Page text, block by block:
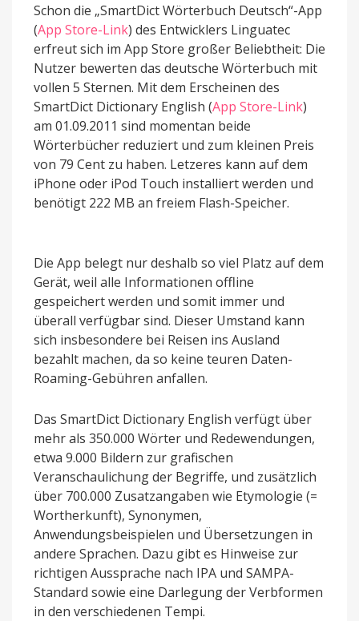
Schon die „SmartDict Wörterbuch Deutsch“-App
(App Store-Link) des Entwicklers Linguatec
erfreut sich im App Store großer Beliebtheit: Die
Nutzer bewerten das deutsche Wörterbuch mit
vollen 5 Sternen. Mit dem Erscheinen des
SmartDict Dictionary English (App Store-Link)
am 01.09.2011 sind momentan beide
Wörterbücher reduziert und zum kleinen Preis
von 79 Cent zu haben. Letzeres kann auf dem
iPhone oder iPod Touch installiert werden und
benötigt 222 MB an freiem Flash-Speicher.
Die App belegt nur deshalb so viel Platz auf dem
Gerät, weil alle Informationen offline
gespeichert werden und somit immer und
überall verfügbar sind. Dieser Umstand kann
sich insbesondere bei Reisen ins Ausland
bezahlt machen, da so keine teuren Daten-
Roaming-Gebühren anfallen.
Das SmartDict Dictionary English verfügt über
mehr als 350.000 Wörter und Redewendungen,
etwa 9.000 Bildern zur grafischen
Veranschaulichung der Begriffe, und zusätzlich
über 700.000 Zusatzangaben wie Etymologie (=
Wortherkunft), Synonymen,
Anwendungsbeispielen und Übersetzungen in
andere Sprachen. Dazu gibt es Hinweise zur
richtigen Aussprache nach IPA und SAMPA-
Standard sowie eine Darlegung der Verbformen
in den verschiedenen Tempi.